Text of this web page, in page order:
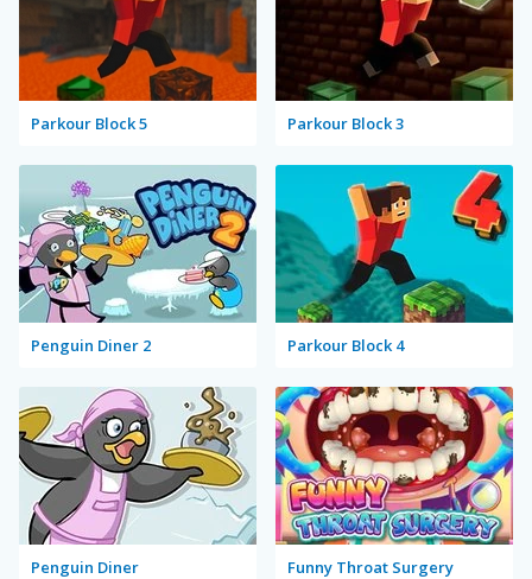
Parkour Block 5 Parkour Block 3
Penguin Diner 2 Parkour Block 4
Penguin Diner Funny Throat Surgery